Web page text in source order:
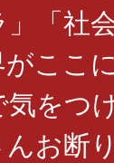
」「社
ここ
をつ
お断